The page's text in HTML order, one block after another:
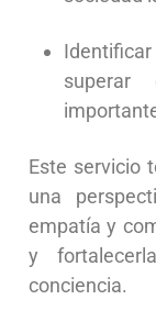
superar
Este servicio
una
empatía y
y
conciencia.